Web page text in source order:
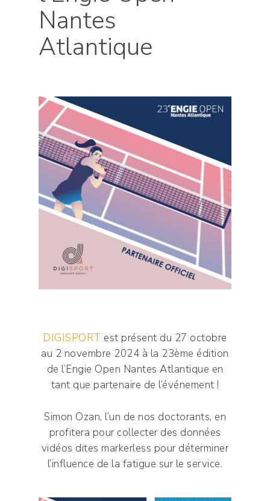
Nantes
Atlantique
DIGISPORT est présent du 27 octobre
au 2 novembre 2024 à la 23ème édition
de l’Engie Open Nantes Atlantique en
tant que partenaire de l’événement !
Simon Ozan, l’un de nos doctorants, en
profitera pour collecter des données
vidéos dites markerless pour déterminer
l’influence de la fatigue sur le service.